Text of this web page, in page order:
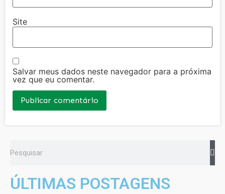
Site
Salvar meus dados neste navegador para a próxima
vez que eu comentar.
ÚLTIMAS POSTAGENS